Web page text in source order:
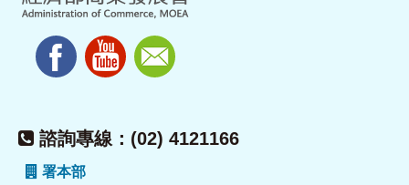
諮詢專線：(02) 4121166
署本部